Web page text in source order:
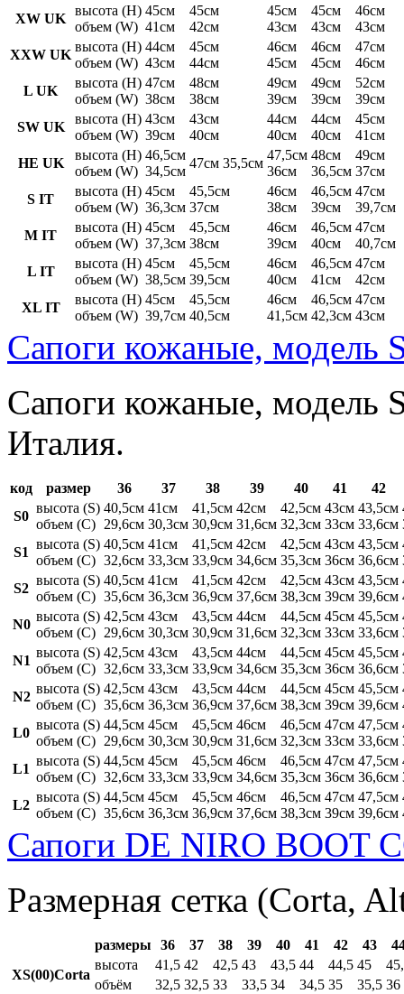
XW UK
высота (H)
объем (W)
45см
41см
45см
42см
45см
43см
45см
43см
46см
43см
XXW UK
высота (H)
объем (W)
44см
43см
45см
44см
46см
45см
46см
45см
47см
46см
L UK
высота (H)
объем (W)
47см
38см
48см
38см
49см
39см
49см
39см
52см
39см
SW UK
высота (H)
объем (W)
43см
39см
43см
40см
44см
40см
44см
40см
45см
41см
HE UK
высота (H)
объем (W)
46,5см
34,5см
47см 35,5см
47,5см
36см
48см
36,5см
49см
37см
S IT
высота (H)
объем (W)
45см
36,3см
45,5см
37см
46см
38см
46,5см
39см
47см
39,7см
M IT
высота (H)
объем (W)
45см
37,3см
45,5см
38см
46см
39см
46,5см
40см
47см
40,7см
L IT
высота (H)
объем (W)
45см
38,5см
45,5см
39,5см
46см
40см
46,5см
41см
47см
42см
XL IT
высота (H)
объем (W)
45см
39,7см
45,5см
40,5см
46см
41,5см
46,5см
42,3см
47см
43см
Сапоги кожаные, модель
Сапоги кожаные, модель
Италия.
код размер 36 37 38 39 40 41
42
S0
высота (S)
объем (C)
40,5см
29,6см
41см
30,3см
41,5см
30,9см
42см
31,6см
42,5см
32,3см
43см
33см
43,5см
33,6см
S1
высота (S)
объем (C)
40,5см
32,6см
41см
33,3см
41,5см
33,9см
42см
34,6см
42,5см
35,3см
43см
36см
43,5см
36,6см
S2
высота (S)
объем (C)
40,5см
35,6см
41см
36,3см
41,5см
36,9см
42см
37,6см
42,5см
38,3см
43см
39см
43,5см
39,6см
N0
высота (S)
объем (C)
42,5см
29,6см
43см
30,3см
43,5см
30,9см
44см
31,6см
44,5см
32,3см
45см
33см
45,5см
33,6см
N1
высота (S)
объем (C)
42,5см
32,6см
43см
33,3см
43,5см
33,9см
44см
34,6см
44,5см
35,3см
45см
36см
45,5см
36,6см
N2
высота (S)
объем (C)
42,5см
35,6см
43см
36,3см
43,5см
36,9см
44см
37,6см
44,5см
38,3см
45см
39см
45,5см
39,6см
L0
высота (S)
объем (C)
44,5см
29,6см
45см
30,3см
45,5см
30,9см
46см
31,6см
46,5см
32,3см
47см
33см
47,5см
33,6см
L1
высота (S)
объем (C)
44,5см
32,6см
45см
33,3см
45,5см
33,9см
46см
34,6см
46,5см
35,3см
47см
36см
47,5см
36,6см
L2
высота (S)
объем (C)
44,5см
35,6см
45см
36,3см
45,5см
36,9см
46см
37,6см
46,5см
38,3см
47см
39см
47,5см
39,6см
Сапоги DE NIRO BOOT
Размерная сетка (Corta,
размеры 36 37 38 39 40 41 42 43
XS(00)Corta
высота 41,5 42 42,5 43 43,5 44 44,5 45
объём
32,5 32,5 33 33,5 34 34,5 35 35,5 36